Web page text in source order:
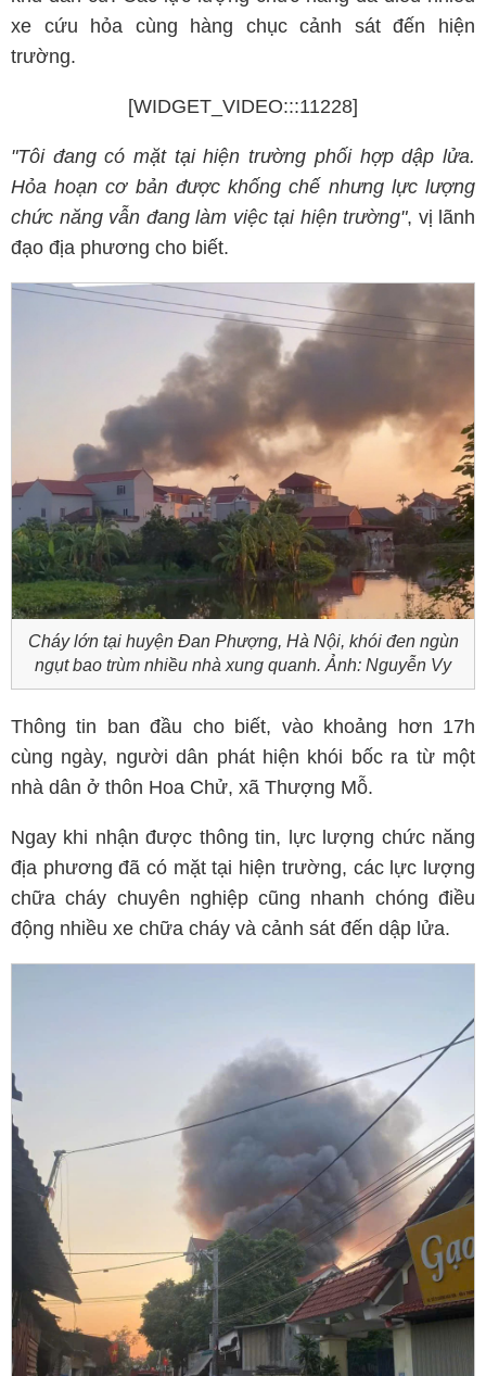
xe cứu hỏa cùng hàng chục cảnh sát đến hiện
trường.
[WIDGET_VIDEO:::11228]
"Tôi đang có mặt tại hiện trường phối hợp dập lửa.
Hỏa hoạn cơ bản được khống chế nhưng lực lượng
chức năng vẫn đang làm việc tại hiện trường", vị lãnh
đạo địa phương cho biết.
Cháy lớn tại huyện Đan Phượng, Hà Nội, khói đen ngùn
ngụt bao trùm nhiều nhà xung quanh. Ảnh: Nguyễn Vy
Thông tin ban đầu cho biết, vào khoảng hơn 17h
cùng ngày, người dân phát hiện khói bốc ra từ một
nhà dân ở thôn Hoa Chử, xã Thượng Mỗ.
Ngay khi nhận được thông tin, lực lượng chức năng
địa phương đã có mặt tại hiện trường, các lực lượng
chữa cháy chuyên nghiệp cũng nhanh chóng điều
động nhiều xe chữa cháy và cảnh sát đến dập lửa.